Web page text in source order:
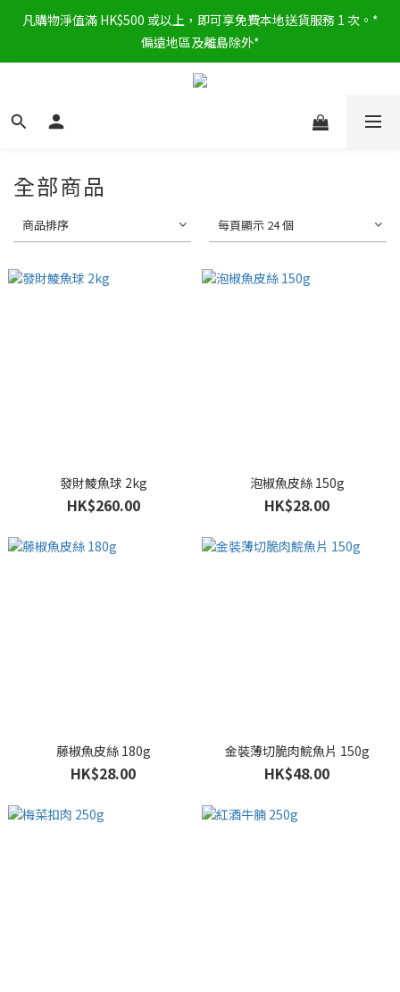
凡購物淨值滿 HK$500 或以上，即可享免費本地送貨服務 1 次。*
偏遠地區及離島除外*
全部商品
商品排序 每頁顯示 24 個
發財鯪魚球 2kg
HK$260.00
泡椒魚皮絲 150g
HK$28.00
藤椒魚皮絲 180g
HK$28.00
金裝薄切脆肉鯇魚片 150g
HK$48.00